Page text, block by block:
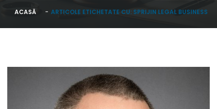
ACASĂ ARTICOLE ETICHETATE CU: SPRIJIN LEGAL BUSINESS